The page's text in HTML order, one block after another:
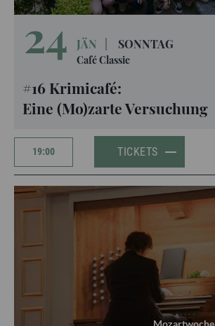
24 JÄN SONNTAG
Café Classic
#16 Krimicafé:
Eine (Mo)zarte Versuchung
19:00 TICKETS